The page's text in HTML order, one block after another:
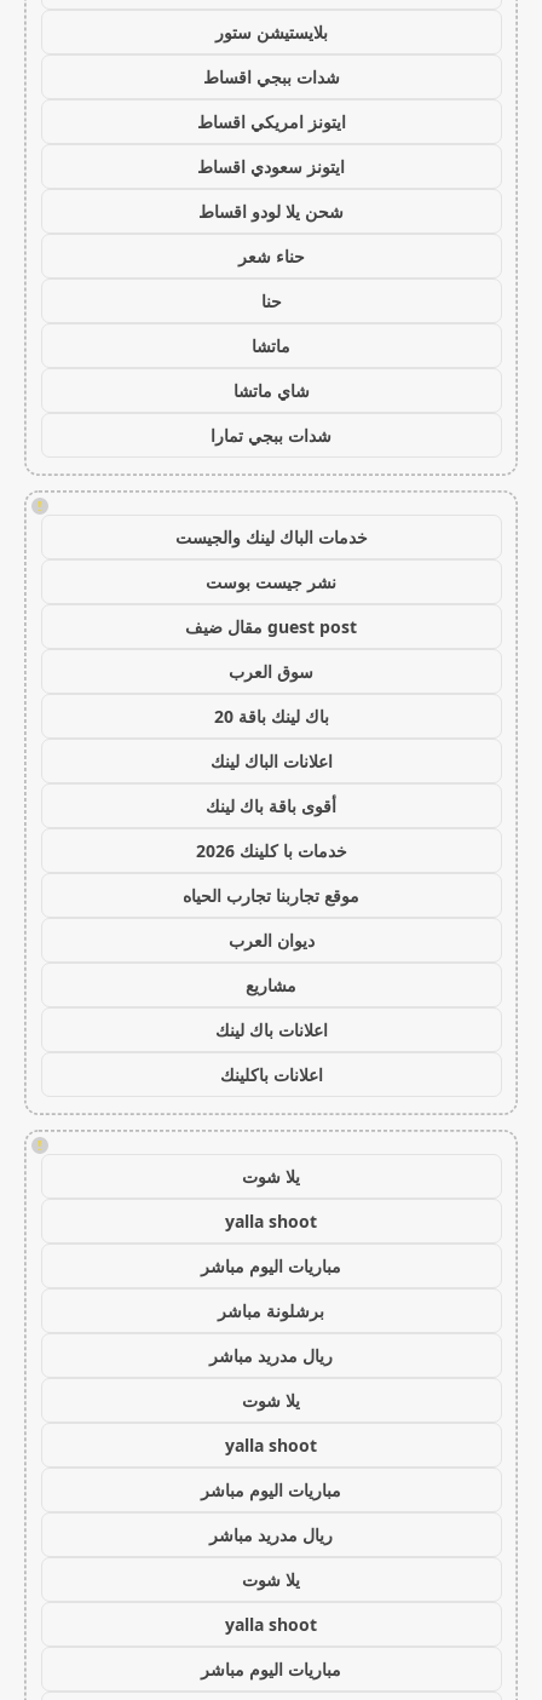
بلايستيشن ستور
شدات ببجي اقساط
ايتونز امريكي اقساط
ايتونز سعودي اقساط
شحن يلا لودو اقساط
حناء شعر
حنا
ماتشا
شاي ماتشا
شدات ببجي تمارا
!
خدمات الباك لينك والجيست
نشر جيست بوست
guest post مقال ضيف
سوق العرب
باك لينك باقة 20
اعلانات الباك لينك
أقوى باقة باك لينك
خدمات با كلينك 2026
موقع تجاربنا تجارب الحياه
ديوان العرب
مشاريع
اعلانات باك لينك
اعلانات باكلينك
!
يلا شوت
yalla shoot
مباريات اليوم مباشر
برشلونة مباشر
ريال مدريد مباشر
يلا شوت
yalla shoot
مباريات اليوم مباشر
ريال مدريد مباشر
يلا شوت
yalla shoot
مباريات اليوم مباشر